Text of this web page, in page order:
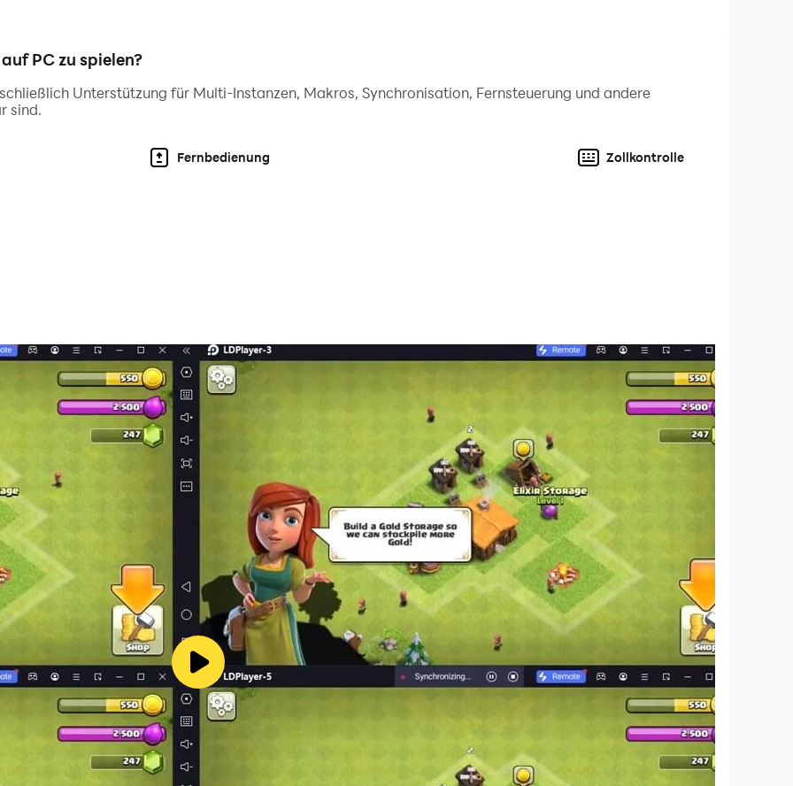
PC zu spielen?
Unterstützung für Multi-Instanzen, Makros, Synchronisation, Fernsteuerung und andere
sind.
Fernbedienung Zollkontrolle